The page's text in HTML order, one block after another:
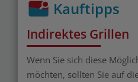
Kauftipps
Indirektes Grillen
Wenn Sie sich diese
möchten, sollten Sie auf